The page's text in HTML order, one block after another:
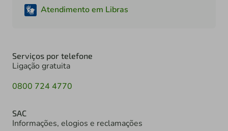
Atendimento em Libras
Serviços por telefone
Ligação gratuita
0800 724 4770
SAC
Informações, elogios e reclamações